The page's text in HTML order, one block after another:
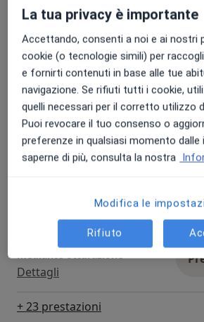
Dettagli
Ortodonzia pediatrica
Dettagli
Trattamento ipersensibilità
dentinale
Dettagli
Ricostruzione di dente
mediante otturazione
Dettagli
+ 23 prestazioni
La tua privacy è importante
Accettando, consenti a noi e ai nostri
cookie (o tecnologie simili) per
e fornirti contenuti in base alle tue
navigazione. Se rifiuti tutti i cookie,
quelli necessari per il corretto utilizzo
Puoi revocare il tuo consenso o
preferenze in qualsiasi momento dalle
saperne di più, consulta la nostra
Modifica le
Rifiuto